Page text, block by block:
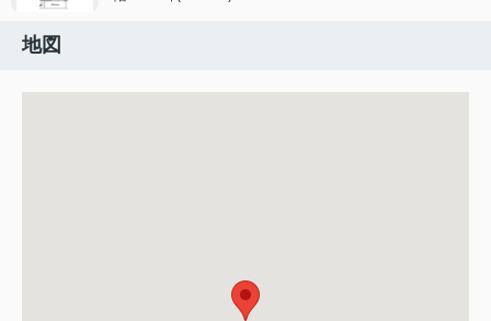
地図